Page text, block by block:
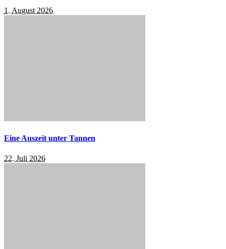
1. August 2026
Eine Auszeit unter Tannen
22. Juli 2026